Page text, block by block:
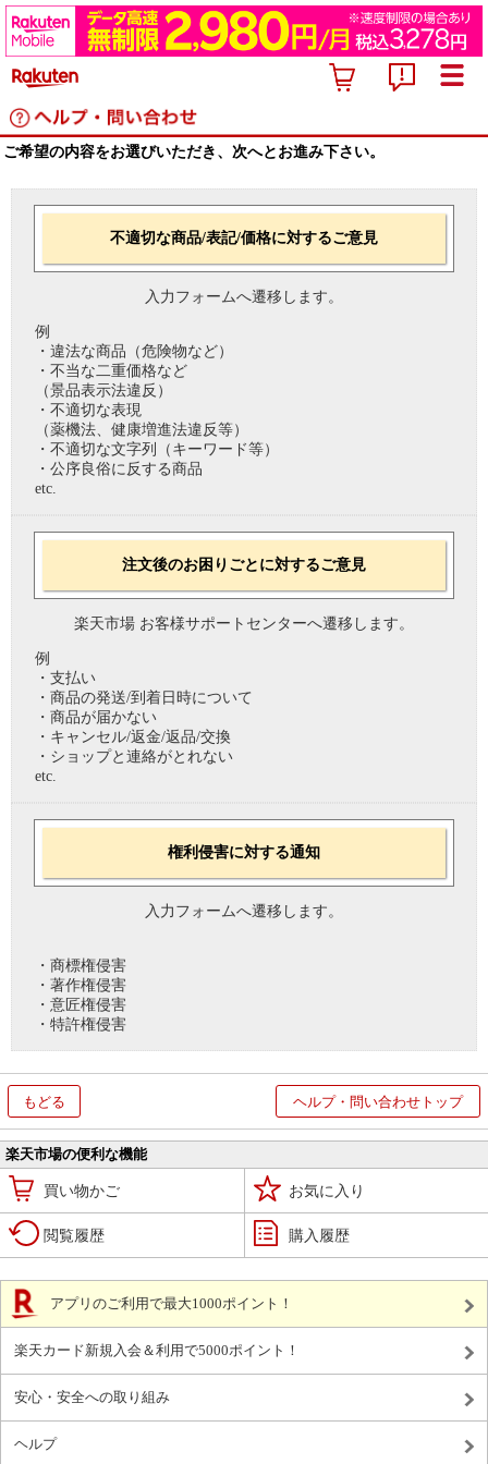
ご希望の内容をお選びいただき、次へとお進み下さい。
不適切な商品/表記/価格に対するご意見
入力フォームへ遷移します。
例
・違法な商品（危険物など）
・不当な二重価格など
（景品表示法違反）
・不適切な表現
（薬機法、健康増進法違反等）
・不適切な文字列（キーワード等）
・公序良俗に反する商品
etc.
注文後のお困りごとに対するご意見
楽天市場 お客様サポートセンターへ遷移します。
例
・支払い
・商品の発送/到着日時について
・商品が届かない
・キャンセル/返金/返品/交換
・ショップと連絡がとれない
etc.
権利侵害に対する通知
入力フォームへ遷移します。
・商標権侵害
・著作権侵害
・意匠権侵害
・特許権侵害
もどる ヘルプ・問い合わせトップ
楽天市場の便利な機能
買い物かご お気に入り
閲覧履歴 購入履歴
アプリのご利用で最大1000ポイント！
楽天カード新規入会＆利用で5000ポイント！
安心・安全への取り組み
ヘルプ